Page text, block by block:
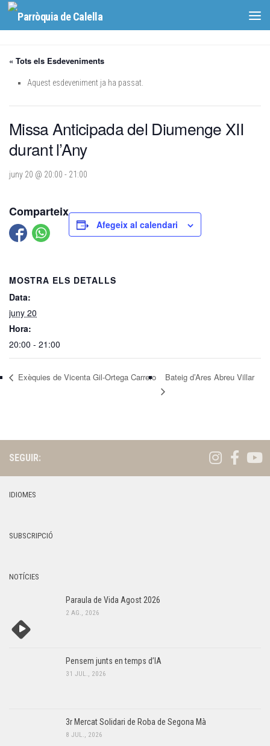
Skip to content
« Tots els Esdeveniments
Aquest esdeveniment ja ha passat.
Missa Anticipada del Diumenge XII
durant l’Any
juny 20 @ 20:00 - 21:00
Comparteix
Afegeix al calendari
MOSTRA ELS DETALLS
Data:
juny 20
Hora:
20:00 - 21:00
Exèquies de Vicenta Gil-Ortega Carrero Bateig d’Ares Abreu Villar
SEGUIR:
IDIOMES
SUBSCRIPCIÓ
NOTÍCIES
Paraula de Vida Agost 2026
2 AG., 2026
Pensem junts en temps d’IA
31 JUL., 2026
3r Mercat Solidari de Roba de Segona Mà
8 JUL., 2026